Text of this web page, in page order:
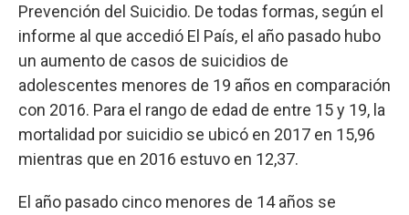
Prevención del Suicidio. De todas formas, según el
informe al que accedió El País, el año pasado hubo
un aumento de casos de suicidios de
adolescentes menores de 19 años en comparación
con 2016. Para el rango de edad de entre 15 y 19, la
mortalidad por suicidio se ubicó en 2017 en 15,96
mientras que en 2016 estuvo en 12,37.
El año pasado cinco menores de 14 años se